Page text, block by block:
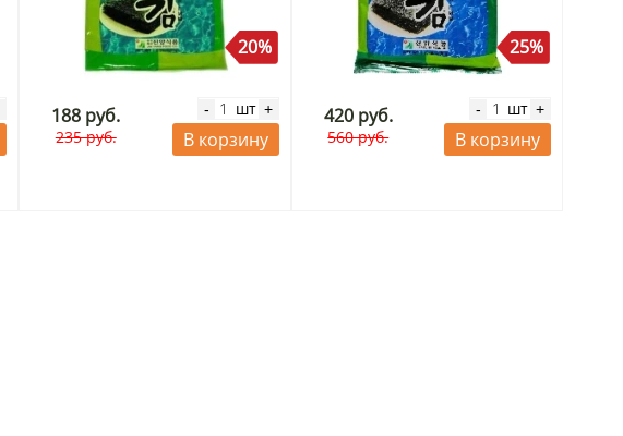
20%
188 руб.
235 руб.
- шт +
В корзину
25%
420 руб.
560 руб.
- шт +
В корзину